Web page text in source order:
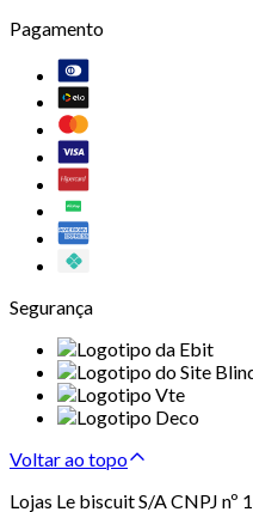
Pagamento
Segurança
Voltar ao topo
Lojas Le biscuit S/A CNPJ